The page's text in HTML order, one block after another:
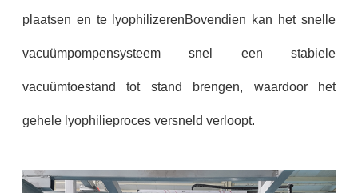
plaatsen en te lyophilizerenBovendien kan het snelle
vacuümpompensysteem snel een stabiele
vacuümtoestand tot stand brengen, waardoor het
gehele lyophilieproces versneld verloopt.